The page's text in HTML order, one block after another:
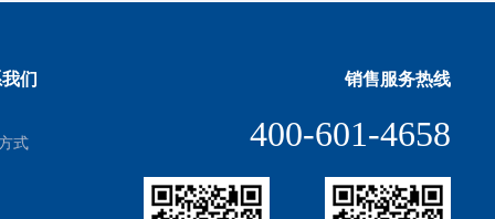
们
式
销售服务热线
400-601-4658